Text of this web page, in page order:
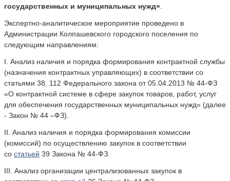
государственных и муниципальных нужд»
Экспертно-аналитическое мероприятие проведено в
Администрации Колпашевского городского поселения по
следующим направлениям:
I. Анализ наличия и порядка формирования контрактной службы
(назначения контрактных управляющих) в соответствии со
статьями 38, 112 Федерального закона от 05.04.2013 № 44-ФЗ
«О контрактной системе в сфере закупок товаров, работ, услуг
для обеспечения государственных муниципальных нужд» (далее
- Закон № 44 –ФЗ).
II. Анализ наличия и порядка формирования комиссии
(комиссий) по осуществлению закупок в соответствии
со статьей 39 Закона № 44-ФЗ.
III. Анализ организации централизованных закупок в